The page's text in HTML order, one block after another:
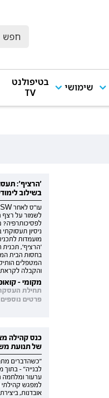
שימושי
בטיפולנט
TV
'הרציף':
בשילוב
לשמור על רצף
לפסיכותרפיה?
ניסיון
מועמדות
'הרציף', תכנית
בחסות הבית
המטפלים
והקבלה לקראת
מקומי -
פרטים
כנס קהילה
של תנועת
"כשהדברים
לבנייה" - בתוך
ערעור
למפגש
אובדנות,